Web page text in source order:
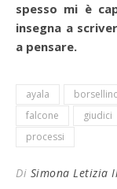
spesso mi è
insegna a
a pensare.
ayala
falcone
giudici
processi
Di Simona Letizia